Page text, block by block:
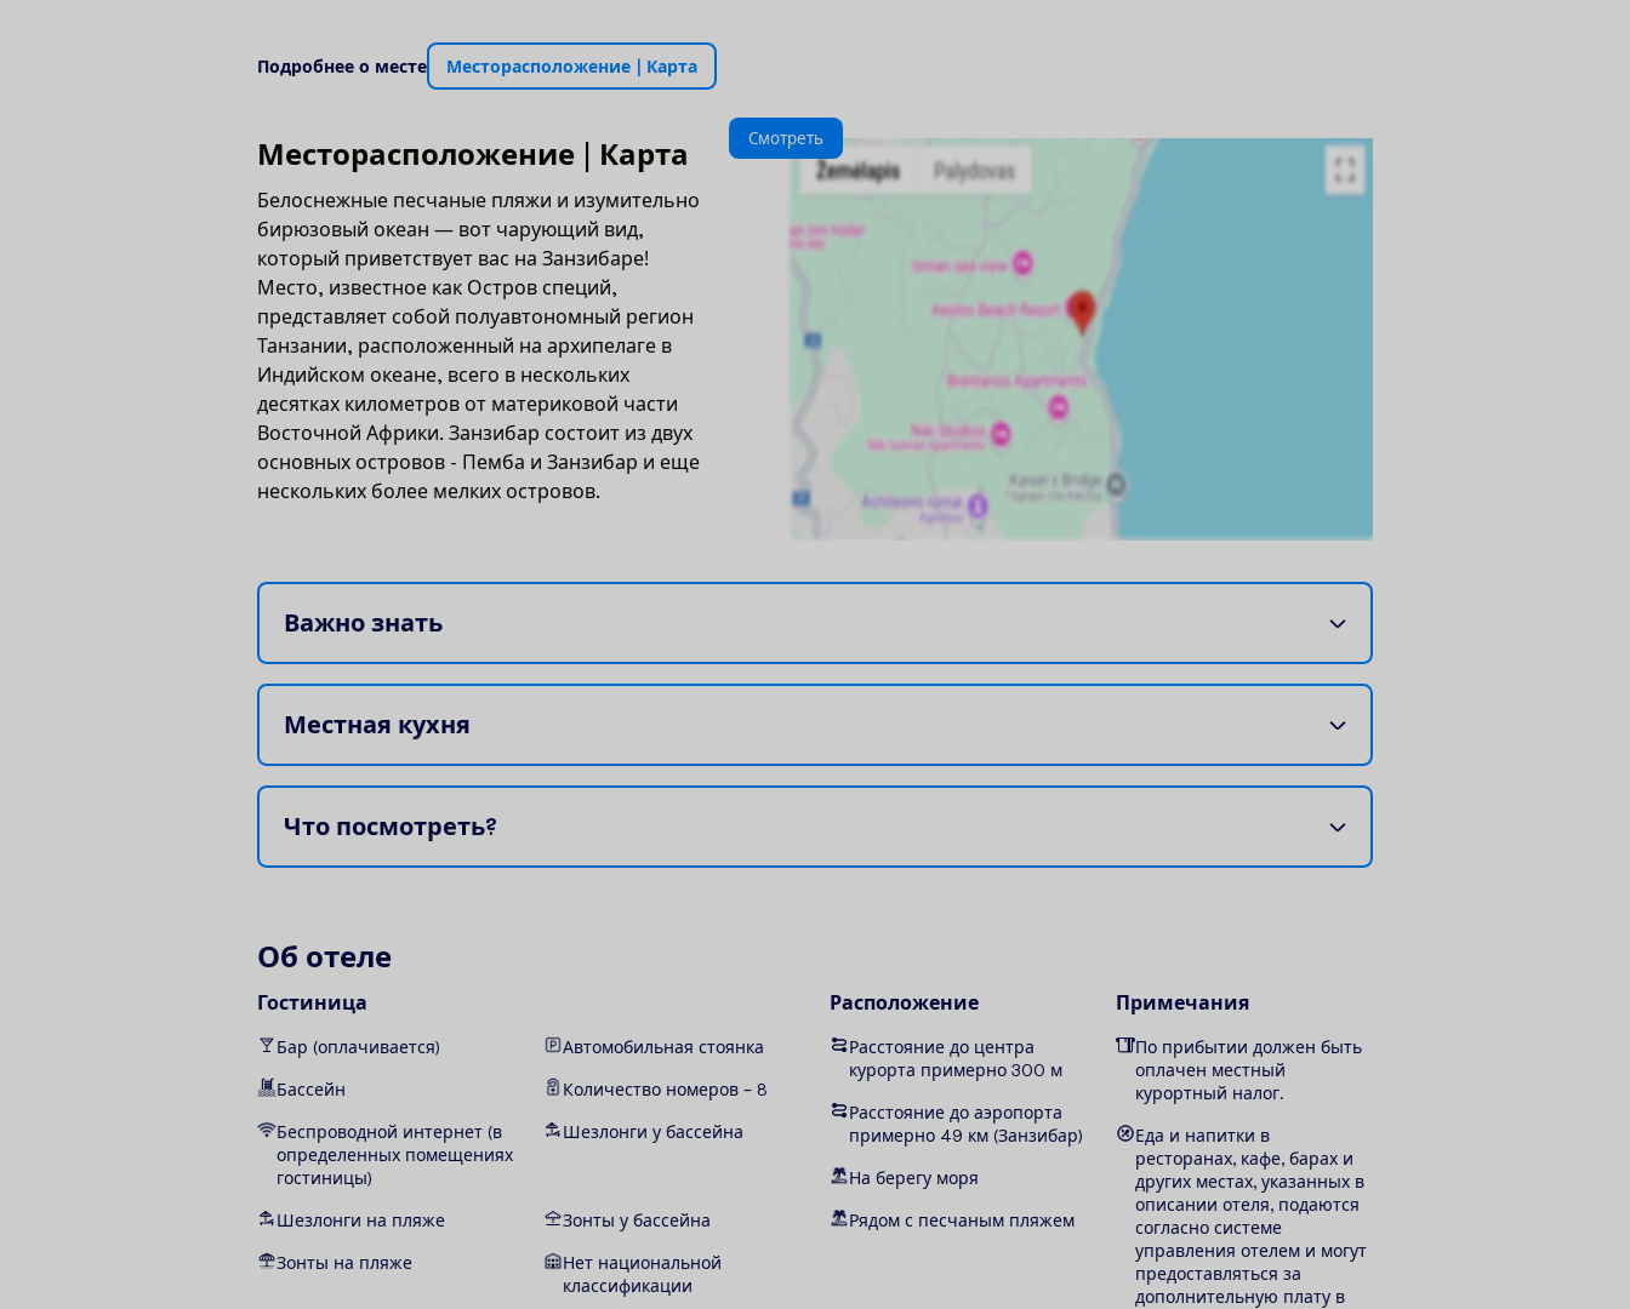
Подробнее о месте Месторасположение Карта
Месторасположение Карта
Белоснежные песчаные пляжи и изумительно
бирюзовый океан — вот чарующий вид,
который приветствует вас на Занзибаре!
Место, известное как Остров специй,
представляет собой полуавтономный регион
Танзании, расположенный на архипелаге в
Индийском океане, всего в нескольких
десятках километров от материковой части
Восточной Африки. Занзибар состоит из двух
основных островов - Пемба и Занзибар и еще
нескольких более мелких островов.
Смотреть
Важно знать
Местная кухня
Что посмотреть?
Об отеле
Гостиница
Бар (оплачивается) Автомобильная стоянка
Бассейн Количество номеров – 8
Беспроводной интернет (в
определенных помещениях
гостиницы)
Шезлонги у бассейна
Шезлонги на пляже Зонты у бассейна
Зонты на пляже
Нет национальной
классификации
Расположение
Расстояние до центра
курорта примерно 300 м
Расстояние до аэропорта
примерно 49 км (Занзибар)
На берегу моря
Рядом с песчаным пляжем
Примечания
По прибытии должен быть
оплачен местный
курортный налог.
Еда и напитки в
ресторанах, кафе, барах и
других местах, указанных в
описании отеля, подаются
согласно системе
управления отелем и могут
предоставляться за
дополнительную плату в